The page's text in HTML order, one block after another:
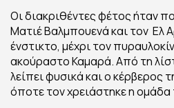
Οι διακριθέντες φέτος ήταν
Ματιέ Βαλμπουενά και τον Ελ
ένστικτο, μέχρι τον
ακούραστο Καμαρά. Από τη
λείπει φυσικά και ο κέρβερος
όποτε τον χρειάστηκε η